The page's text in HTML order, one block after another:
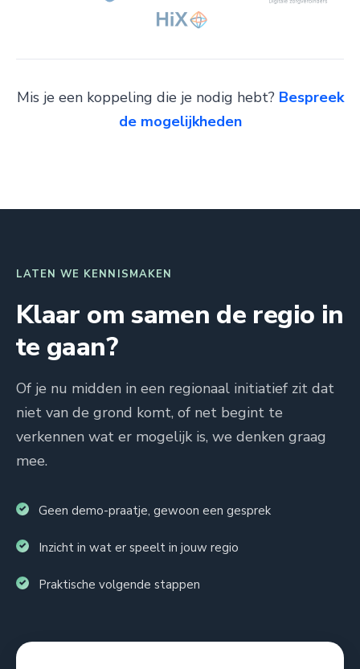
Mis je een koppeling die je nodig hebt? Bespreek
de mogelijkheden
LATEN WE KENNISMAKEN
Klaar om samen de regio in
te gaan?
Of je nu midden in een regionaal initiatief zit dat
niet van de grond komt, of net begint te
verkennen wat er mogelijk is, we denken graag
mee.
Geen demo-praatje, gewoon een gesprek
Inzicht in wat er speelt in jouw regio
Praktische volgende stappen